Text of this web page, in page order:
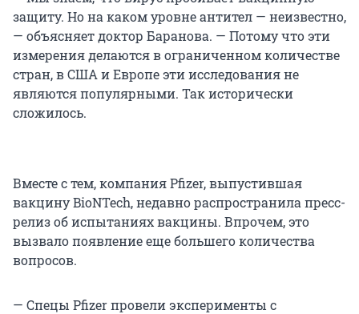
защиту. Но на каком уровне антител — неизвестно,
— объясняет доктор Баранова. — Потому что эти
измерения делаются в ограниченном количестве
стран, в США и Европе эти исследования не
являются популярными. Так исторически
сложилось.
Вместе с тем, компания Pfizer, выпустившая
вакцину BioNTech, недавно распространила пресс-
релиз об испытаниях вакцины. Впрочем, это
вызвало появление еще большего количества
вопросов.
— Спецы Pfizer провели эксперименты с